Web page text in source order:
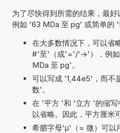
为了尽快得到所需的结果，最好
例如 '63 MDa 至 pg' 或简单的
在大多数情况下，可以省
#'至'（或'='/'->'），例
MDa 至 pg'。
可以写成 '1,44e5'，而不
数'。
在 '平方 '和 '立方 '的缩
以省略。因此，平方厘米
希腊字母'µ'（= 微）可以